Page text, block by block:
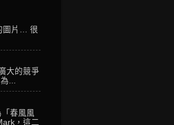
圖片… 很
大的競爭
...
春風風
，這二